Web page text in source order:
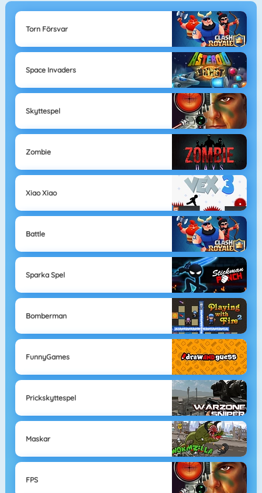
Torn Försvar
Space Invaders
Skyttespel
Zombie
Xiao Xiao
Battle
Sparka Spel
Bomberman
FunnyGames
Prickskyttespel
Maskar
FPS